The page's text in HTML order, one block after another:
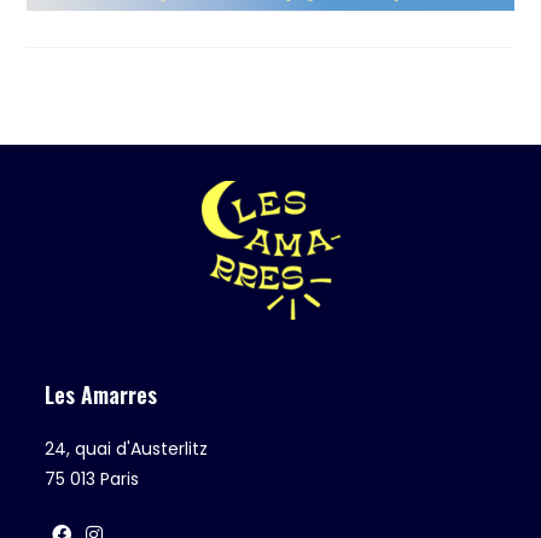
Les Amarres
24, quai d'Austerlitz
75 013 Paris